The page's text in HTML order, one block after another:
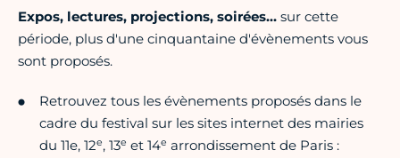
Expos, lectures, projections, soirées… sur cette
période, plus d'une cinquantaine d'évènements vous
sont proposés.
Retrouvez tous les évènements proposés dans le
cadre du festival sur les sites internet des mairies
du 11e, 12e, 13e et 14e arrondissement de Paris :